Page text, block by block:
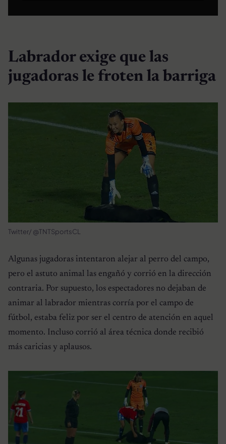
Labrador exige que las
jugadoras le froten la barriga
Twitter/ @TNTSportsCL
Algunas jugadoras intentaron alejar al perro del campo,
pero el astuto animal las engañó y corrió en la dirección
contraria. Por supuesto, los espectadores no dejaban de
animar al labrador mientras corría por el campo de
fútbol, estaba feliz por ser el centro de atención en aquel
momento. Incluso corrió al área técnica donde recibió
más caricias y aplausos.